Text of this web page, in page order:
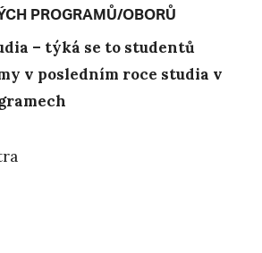
PROGRAMŮ/OBORŮ
– týká se to studentů
v posledním roce studia v